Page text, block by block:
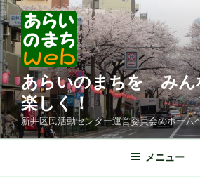
コ
ン
テ
ン
ツ
へ
ス
キ
ッ
あらいのまちを みん
楽しく！
新井区民活動センター運営委員会のホーム
メニュー